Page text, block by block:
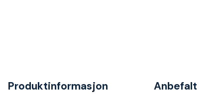
Produktinformasjon Anbefalt